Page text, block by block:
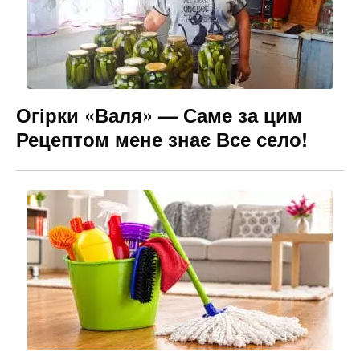
Огірки «Валя» — Саме за цим
Рецептом мене знає Все село!